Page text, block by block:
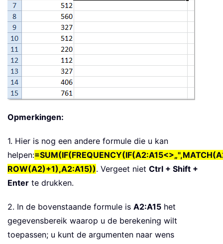
Opmerkingen:
1. Hier is nog een andere formule die u kan
helpen:
ROW(A2)+1),A2:A15)). Vergeet niet Ctrl + Shift +
Enter te drukken.
2. In de bovenstaande formule is A2:A15 het
gegevensbereik waarop u de berekening wilt
toepassen; u kunt de argumenten naar wens